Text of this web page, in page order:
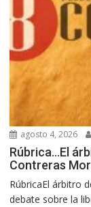
agosto 4, 2026
Rúbrica…El
Contreras
RúbricaEl árbitro
debate sobre la